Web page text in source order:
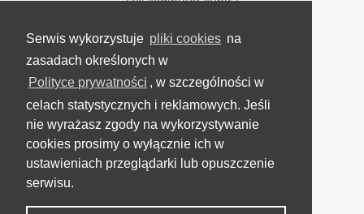
Serwis wykorzystuje pliki cookies na
zasadach określonych w
Polityce prywatności , w szczególności w
celach statystycznych i reklamowych. Jeśli
nie wyrażasz zgody na wykorzystywanie
cookies prosimy o wyłącznie ich w
ustawieniach przeglądarki lub opuszczenie
serwisu.
BĄDŹ NA BIEŻĄCO
Facebook
Grupa Testerzy Videotestów
YouTube
Twitter